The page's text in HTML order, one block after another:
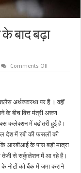
के बाद बढ़ा
Comments Offon
नोटबंदी
के
बाद
बढ़ा
टैक्स
कलेक्शन
अर्थव्यवस्था पर हैं । वहीं
के बीच वित्त मंत्री अरूण
कलेक्शन में बढोतरी हुई है।
देश में रबी की फसलों की
आरबीआई के पास बड़ी मात्रा
तेजी से सर्कुलेशन में आ रहे हैं।
नोटों को बैंक में जमा कराने